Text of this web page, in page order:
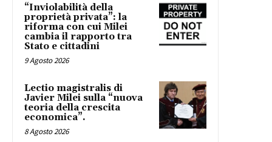
“Inviolabilità della
proprietà privata”: la
riforma con cui Milei
cambia il rapporto tra
Stato e cittadini
9 Agosto 2026
Lectio magistralis di
Javier Milei sulla “nuova
teoria della crescita
economica”.
8 Agosto 2026